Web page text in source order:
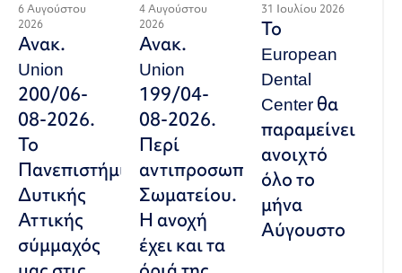
6 Αυγούστου
2026
Ανακ.
Union
200/06-
08-2026.
Το
Πανεπιστήμιο
Δυτικής
Αττικής
σύμμαχός
4 Αυγούστου
2026
Ανακ.
Union
199/04-
08-2026.
Περί
αντιπροσωπευτικού
Σωματείου.
Η ανοχή
έχει και τα
31 Ιουλίου 2026
Το
European
Dental
Center θα
παραμείνει
ανοιχτό
όλο το
μήνα
Αύγουστο